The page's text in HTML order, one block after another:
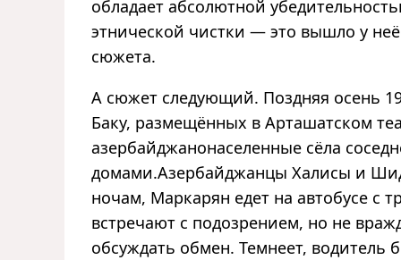
обладает абсолютной
этнической чистки — это вышло у
сюжета.
А сюжет следующий. Поздняя осень
Баку, размещённых в Арташатском
азербайджанонаселенные сёла
домами.Азербайджанцы Халисы и
ночам, Маркарян едет на автобусе с
встречают с подозрением, но не
обсуждать обмен. Темнеет, водитель